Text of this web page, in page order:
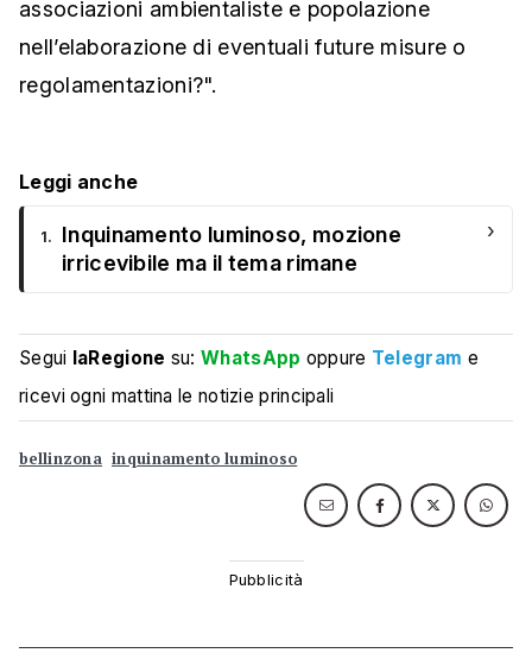
associazioni ambientaliste e popolazione
nell’elaborazione di eventuali future misure o
regolamentazioni?".
Leggi anche
1.
Inquinamento luminoso, mozione
irricevibile ma il tema rimane
›
Segui laRegione su:WhatsApp oppure Telegram e
ricevi ogni mattina le notizie principali
bellinzona inquinamento luminoso